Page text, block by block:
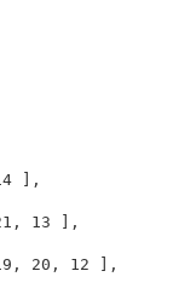
],
13 ],
20, 12 ],